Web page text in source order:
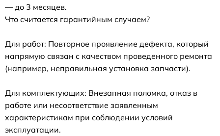
— до 3 месяцев.
Что считается гарантийным случаем?
Для работ: Повторное проявление дефекта, который
напрямую связан с качеством проведенного ремонта
(например, неправильная установка запчасти).
Для комплектующих: Внезапная поломка, отказ в
работе или несоответствие заявленным
характеристикам при соблюдении условий
эксплуатации.